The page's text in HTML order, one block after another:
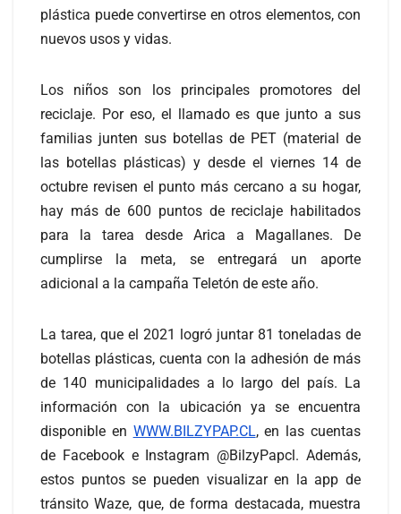
plástica puede convertirse en otros elementos, con
nuevos usos y vidas.
Los niños son los principales promotores del
reciclaje. Por eso, el llamado es que junto a sus
familias junten sus botellas de PET (material de
las botellas plásticas) y desde el viernes 14 de
octubre revisen el punto más cercano a su hogar,
hay más de 600 puntos de reciclaje habilitados
para la tarea desde Arica a Magallanes. De
cumplirse la meta, se entregará un aporte
adicional a la campaña Teletón de este año.
La tarea, que el 2021 logró juntar 81 toneladas de
botellas plásticas, cuenta con la adhesión de más
de 140 municipalidades a lo largo del país. La
información con la ubicación ya se encuentra
disponible en WWW.BILZYPAP.CL, en las cuentas
de Facebook e Instagram @BilzyPapcl. Además,
estos puntos se pueden visualizar en la app de
tránsito Waze, que, de forma destacada, muestra